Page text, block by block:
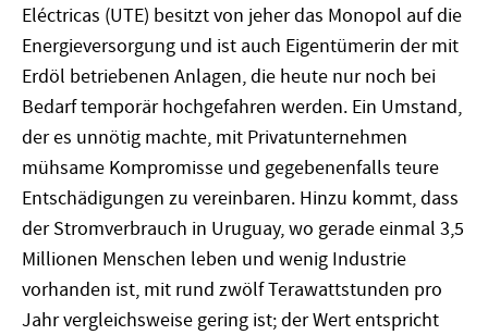
Eléctricas (UTE) besitzt von jeher das Monopol auf die
Energieversorgung und ist auch Eigentümerin der mit
Erdöl betriebenen Anlagen, die heute nur noch bei
Bedarf temporär hochgefahren werden. Ein Umstand,
der es unnötig machte, mit Privatunternehmen
mühsame Kompromisse und gegebenenfalls teure
Entschädigungen zu vereinbaren. Hinzu kommt, dass
der Stromverbrauch in Uruguay, wo gerade einmal 3,5
Millionen Menschen leben und wenig Industrie
vorhanden ist, mit rund zwölf Terawattstunden pro
Jahr vergleichsweise gering ist; der Wert entspricht